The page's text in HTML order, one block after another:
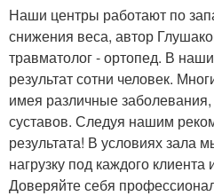
Наши центры работают по
снижения веса, автор
травматолог - ортопед. В
результат сотни человек.
имея различные заболевания,
суставов. Следуя нашим
результата! В условиях зала
нагрузку под каждого
Доверяйте себя